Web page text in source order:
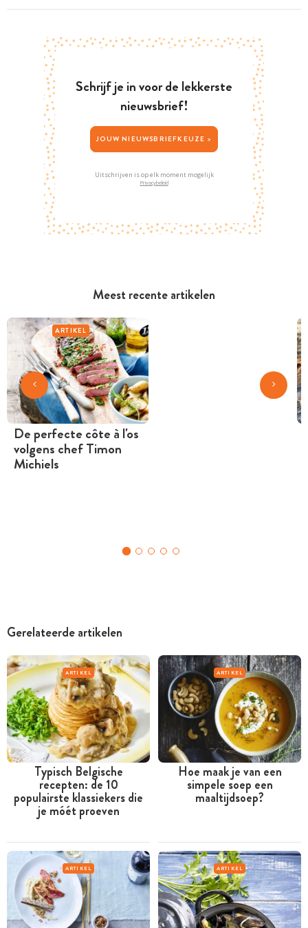
Meest recente artikelen
ARTIKEL
De perfecte côte à l'os
volgens chef Timon
Michiels
Schrijf je in voor de lekkerste
nieuwsbrief!
JOUW NIEUWSBRIEFKEUZE >
Uitschrijven is op elk moment mogelijk
Privacybeleid
Gerelateerde artikelen
ARTIKEL
Typisch Belgische
recepten: de 10
populairste klassiekers die
je móét proeven
ARTIKEL
Hoe maak je van een
simpele soep een
maaltijdsoep?
ARTIKEL ARTIKEL